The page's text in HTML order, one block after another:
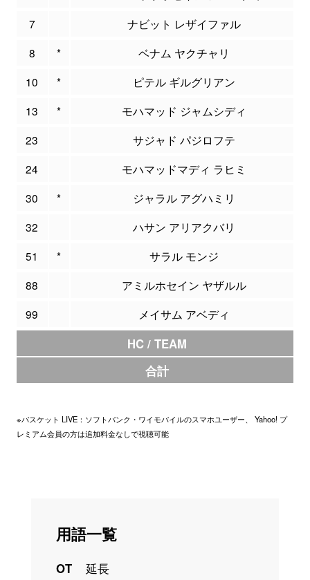
7
ナビット レザイファル
8
*
ベナム ヤクチャリ
10
*
ピテル ギルグリアン
13
*
モハマッド ジャムシディ
23
サジャド パジロフテ
24
モハマッドマディ ラヒミ
30
*
ジャラル アグハミリ
32
ハサン アリアクバリ
51
*
サラル モンジ
88
アミルホセイン ヤザルル
99
メイサム アベディ
HC / TEAM
合計
※バスケット LIVE：ソフトバンク・ワイモバイルのスマホユーザー、 Yahoo! プ
レミアム会員の方は追加料金なしで視聴可能
用語一覧
OT
延長